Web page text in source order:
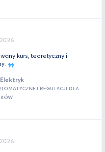
kurs, teoretyczny i
REGULACJI DLA